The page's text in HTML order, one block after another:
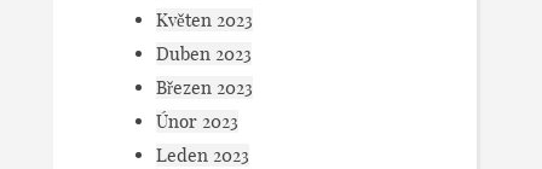
Květen 2023
Duben 2023
Březen 2023
Únor 2023
Leden 2023